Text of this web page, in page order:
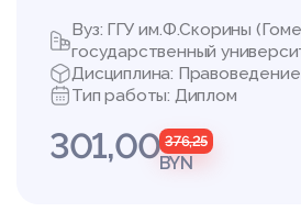
Вуз: ГГУ им.Ф.Скорины
государственный
Дисциплина: Правоведение
Тип работы: Диплом
301,00 376,25
BYN